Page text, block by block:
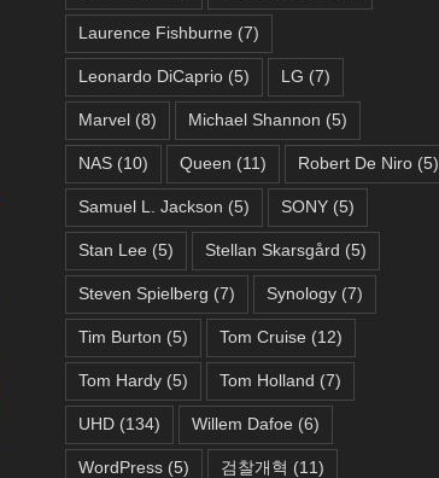
Laurence Fishburne (7)
Leonardo DiCaprio(5) LG (7)
Marvel(8) Michael Shannon (5)
NAS(10) Queen (11) Robert De Niro(5)
Samuel L. Jackson (5) SONY(5)
Stan Lee (5) Stellan Skarsgård (5)
Steven Spielberg (7) Synology(7)
Tim Burton (5) Tom Cruise (12)
Tom Hardy(5) Tom Holland (7)
UHD(134) Willem Dafoe (6)
WordPress(5) 검찰개혁 (11)